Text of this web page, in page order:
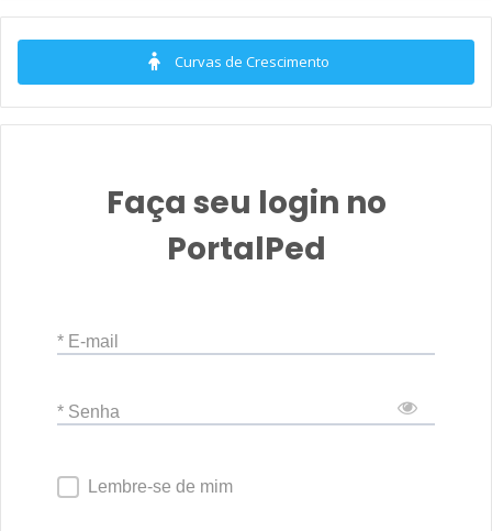
Curvas de Crescimento
Faça seu login no
PortalPed
* E-mail
* Senha
Lembre-se de mim